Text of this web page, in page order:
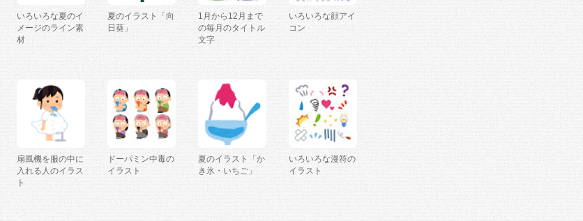
いろいろな夏のイ
メージのライン素
材
夏のイラスト「向
日葵」
1月から12月まで
の毎月のタイトル
文字
いろいろな顔アイ
コン
扇風機を服の中に
入れる人のイラス
ト
ドーパミン中毒の
イラスト
夏のイラスト「か
き氷・いちご」
いろいろな漫符の
イラスト